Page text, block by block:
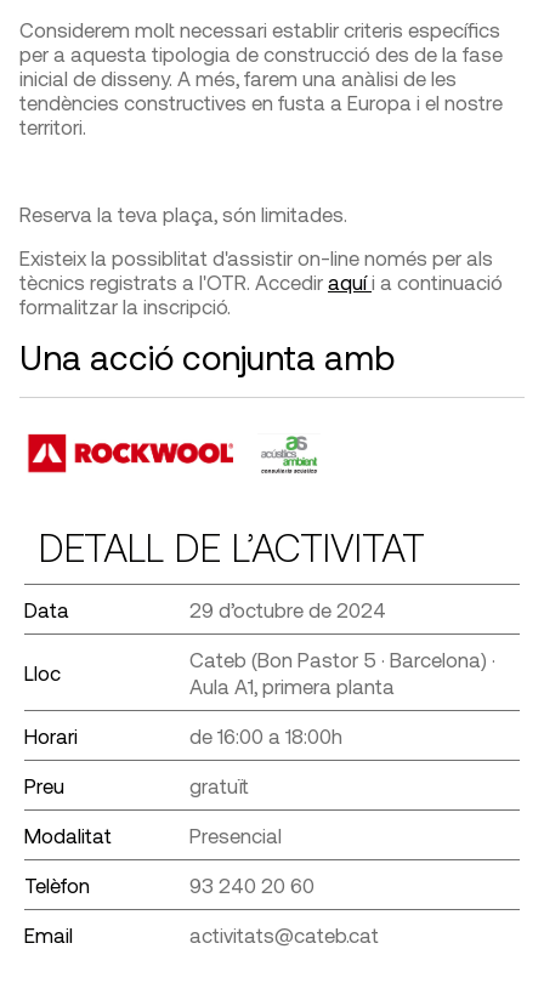
Considerem molt necessari establir criteris específics
per a aquesta tipologia de construcció des de la fase
inicial de disseny. A més, farem una anàlisi de les
tendències constructives en fusta a Europa i el nostre
territori.
Reserva la teva plaça, són limitades.
Existeix la possiblitat d'assistir on-line només per als
tècnics registrats a l'OTR. Accedir aquíi a continuació
formalitzar la inscripció.
Una acció conjunta amb
DETALL DE L’ACTIVITAT
Data 29 d’octubre de 2024
Lloc
Cateb (Bon Pastor 5 · Barcelona) ·
Aula A1, primera planta
Horari de 16:00 a 18:00h
Preu gratuït
Modalitat Presencial
Telèfon 93 240 20 60
Email activitats@cateb.cat